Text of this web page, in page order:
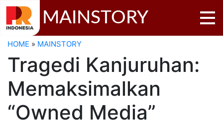
MAINSTORY
HOME » MAINSTORY
Tragedi Kanjuruhan:
Memaksimalkan
“Owned Media”